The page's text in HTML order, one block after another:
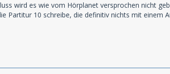
wird es wie vom Hörplanet versprochen nicht
Partitur 10 schreibe, die definitiv nichts mit einem